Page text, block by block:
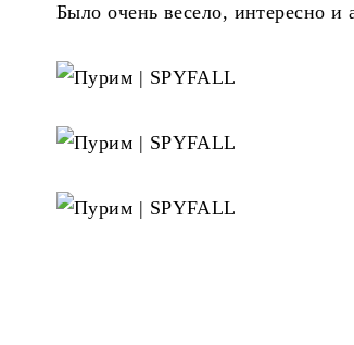
Было очень весело, интересно и